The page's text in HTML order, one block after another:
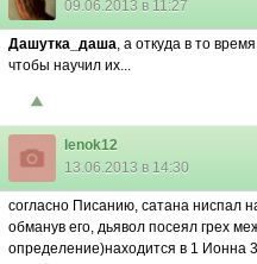
09.06.2013 в 11:27
Дашутка_даша, а откуда в то
чтобы научил их...
lenok12
13.06.2013 в 14:30
согласно Писанию, сатана ниспал
обманув его, дьявол посеял грех
определение)находится в 1 Ионна